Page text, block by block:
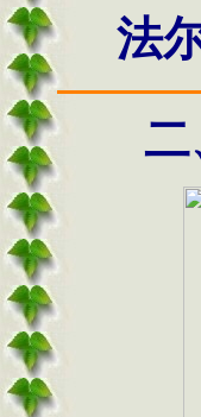
法
二